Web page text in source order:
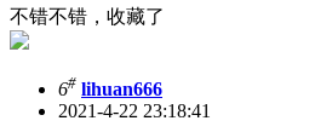
不错不错，收藏了
6# lihuan666
2021-4-22 23:18:41